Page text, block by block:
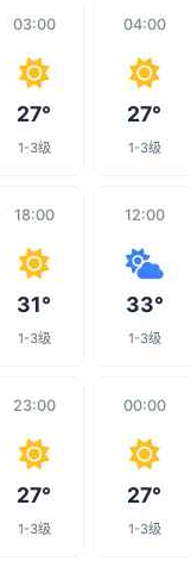
03:00
27°
1-3级
04:00
27°
1-3级
18:00
31°
1-3级
12:00
33°
1-3级
23:00
27°
1-3级
00:00
27°
1-3级